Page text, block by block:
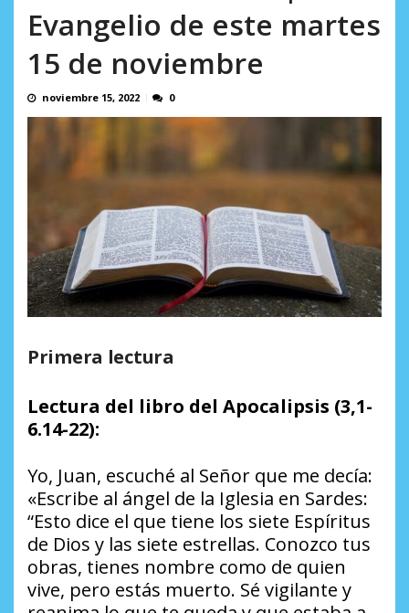
Evangelio de este martes
15 de noviembre
noviembre 15, 2022 0
Primera lectura
Lectura del libro del Apocalipsis (3,1-
6.14-22):
Yo, Juan, escuché al Señor que me decía:
«Escribe al ángel de la Iglesia en Sardes:
“Esto dice el que tiene los siete Espíritus
de Dios y las siete estrellas. Conozco tus
obras, tienes nombre como de quien
vive, pero estás muerto. Sé vigilante y